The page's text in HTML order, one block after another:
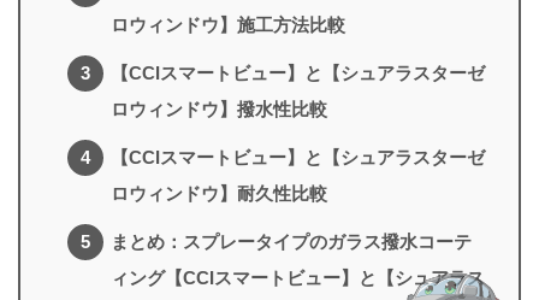
ロウィンドウ】施工方法比較
【CCIスマートビュー】と【シュアラスターゼ
ロウィンドウ】撥水性比較
【CCIスマートビュー】と【シュアラスターゼ
ロウィンドウ】耐久性比較
まとめ：スプレータイプのガラス撥水コーテ
ィング【CCIスマートビュー】と【シュアラス